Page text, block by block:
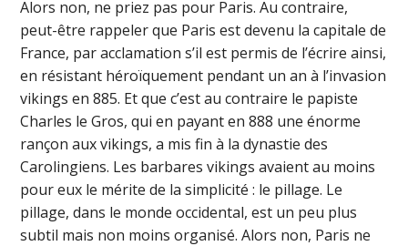
Alors non, ne priez pas pour Paris. Au contraire,
peut-être rappeler que Paris est devenu la capitale de
France, par acclamation s’il est permis de l’écrire ainsi,
en résistant héroïquement pendant un an à l’invasion
vikings en 885. Et que c’est au contraire le papiste
Charles le Gros, qui en payant en 888 une énorme
rançon aux vikings, a mis fin à la dynastie des
Carolingiens. Les barbares vikings avaient au moins
pour eux le mérite de la simplicité : le pillage. Le
pillage, dans le monde occidental, est un peu plus
subtil mais non moins organisé. Alors non, Paris ne